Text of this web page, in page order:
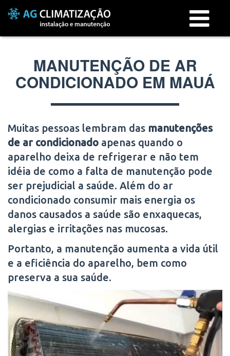
Menu
MANUTENÇÃO DE AR
CONDICIONADO EM MAUÁ
Muitas pessoas lembram das manutenções
de ar condicionado apenas quando o
aparelho deixa de refrigerar e não tem
idéia de como a falta de manutenção pode
ser prejudicial a saúde. Além do ar
condicionado consumir mais energia os
danos causados a saúde são enxaquecas,
alergias e irritações nas mucosas.
Portanto, a manutenção aumenta a vida útil
e a eficiência do aparelho, bem como
preserva a sua saúde.